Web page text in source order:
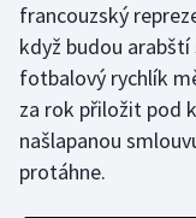
Moderní pětiboj
Motorsport
Olympijské hry
francouzský
když budou
fotbalový rychlík
za rok přiložit pod
našlapanou
protáhne.